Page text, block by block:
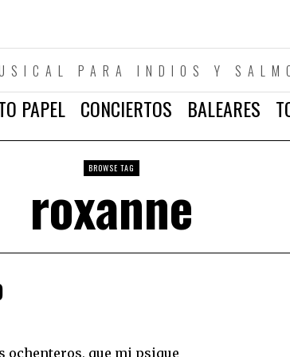
PARA INDIOS Y
PAPEL CONCIERTOS BALEARES
BROWSE TAG
roxanne
ochenteros, que mi psique